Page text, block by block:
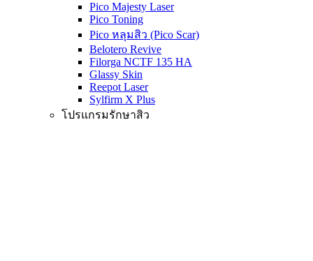
Pico Majesty Laser
Pico Toning
Pico หลุมสิว (Pico Scar)
Belotero Revive
Filorga NCTF 135 HA
Glassy Skin
Reepot Laser
Sylfirm X Plus
โปรแกรมรักษาสิว